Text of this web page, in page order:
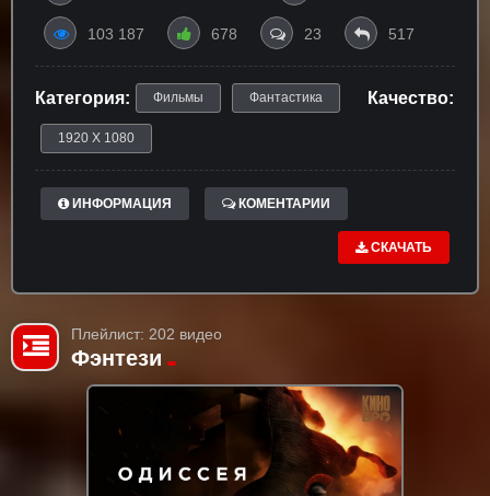
103 187 678 23 517
Категория: Фильмы Фантастика Качество:
1920 X 1080
ИНФОРМАЦИЯ КОМЕНТАРИИ
СКАЧАТЬ
Плейлист: 202 видео
Фэнтези